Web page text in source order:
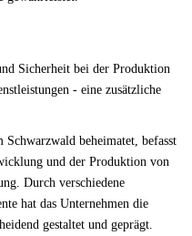
Sicherheit bei der Produktion
- eine zusätzliche
beheimatet, befasst
und der Produktion von
Durch verschiedene
hat das Unternehmen die
gestaltet und geprägt.